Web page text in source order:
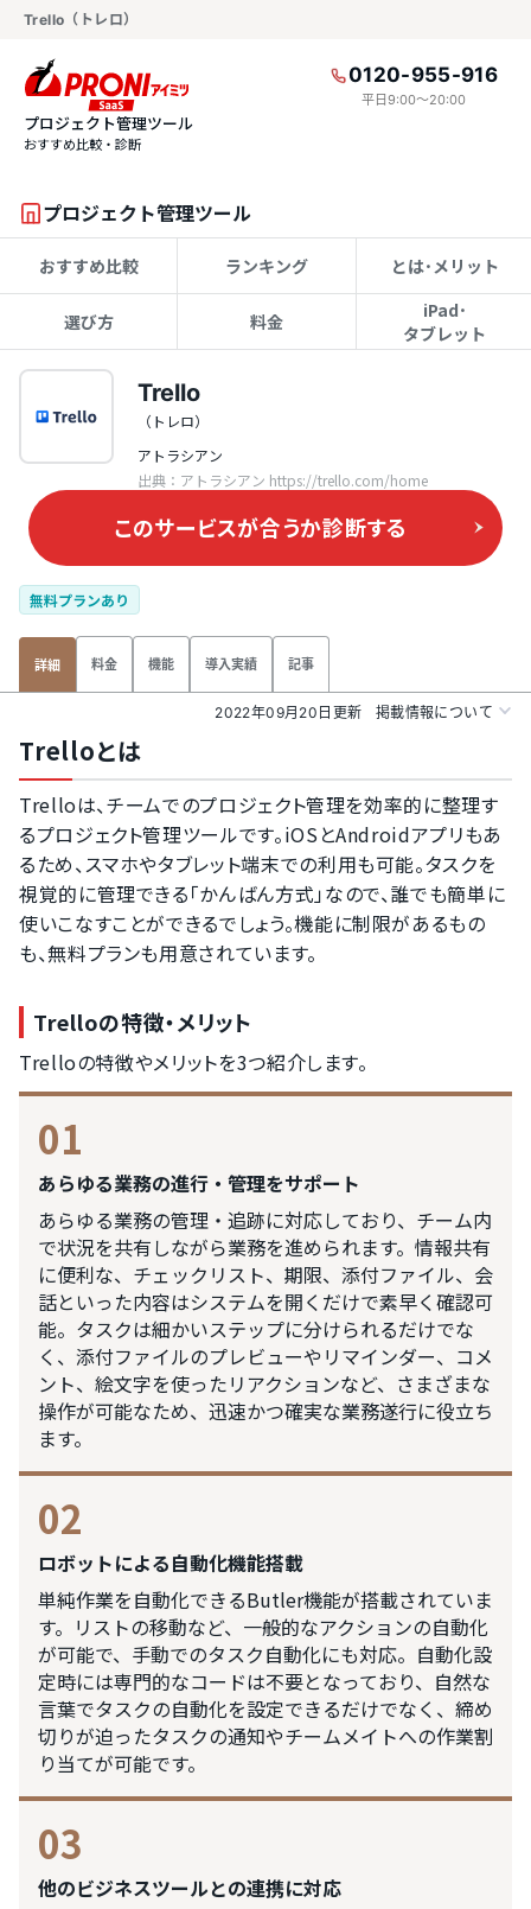
Trello（トレロ）
0120-955-916
平日9:00〜20:00
プロジェクト管理ツール
おすすめ比較・診断
プロジェクト管理ツール
おすすめ比較 ランキング とは･メリット
選び方 料金
iPad･
タブレット
Trello
（トレロ）
アトラシアン
出典：アトラシアン https://trello.com/home
このサービスが合うか診断する
無料プランあり
詳細 料金 機能 導入実績 記事
2022年09月20日更新 掲載情報について
Trelloとは
Trelloは、チームでのプロジェクト管理を効率的に整理す
るプロジェクト管理ツールです。iOSとAndroidアプリもあ
るため、スマホやタブレット端末での利用も可能。タスクを
視覚的に管理できる「かんばん方式」なので、誰でも簡単に
使いこなすことができるでしょう。機能に制限があるもの
も、無料プランも用意されています。
Trelloの特徴・メリット
Trelloの特徴やメリットを3つ紹介します。
01
あらゆる業務の進行・管理をサポート
あらゆる業務の管理・追跡に対応しており、チーム内
で状況を共有しながら業務を進められます。情報共有
に便利な、チェックリスト、期限、添付ファイル、会
話といった内容はシステムを開くだけで素早く確認可
能。タスクは細かいステップに分けられるだけでな
く、添付ファイルのプレビューやリマインダー、コメ
ント、絵文字を使ったリアクションなど、さまざまな
操作が可能なため、迅速かつ確実な業務遂行に役立ち
ます。
02
ロボットによる自動化機能搭載
単純作業を自動化できるButler機能が搭載されていま
す。リストの移動など、一般的なアクションの自動化
が可能で、手動でのタスク自動化にも対応。自動化設
定時には専門的なコードは不要となっており、自然な
言葉でタスクの自動化を設定できるだけでなく、締め
切りが迫ったタスクの通知やチームメイトへの作業割
り当てが可能です。
03
他のビジネスツールとの連携に対応